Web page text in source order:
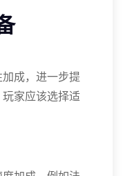
成，进一步提
家应该选择适